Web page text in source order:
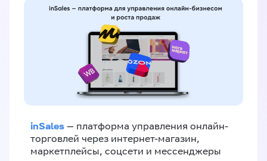
inSales — платформа управления онлайн-
торговлей через интернет-магазин,
маркетплейсы, соцсети и мессенджеры